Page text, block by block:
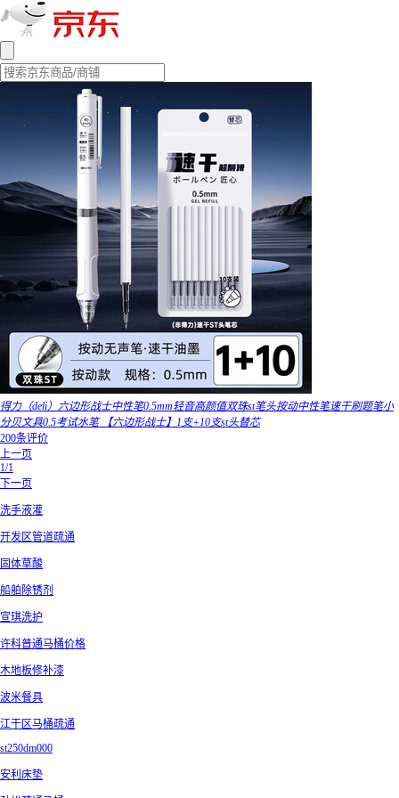
得力（deli）六边形战士中性笔0.5mm轻音高颜值双珠st笔头按动中性笔速干刷题笔小
分贝文具0.5考试水笔 【六边形战士】1支+10支st头替芯
200条评价
上一页
1/1
下一页
洗手液灌
开发区管道疏通
固体草酸
船舶除锈剂
宣琪洗护
许科普通马桶价格
木地板修补漆
波米餐具
江干区马桶疏通
st250dm000
安利床垫